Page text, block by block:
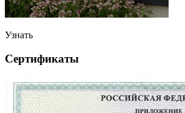
Узнать
Сертификаты